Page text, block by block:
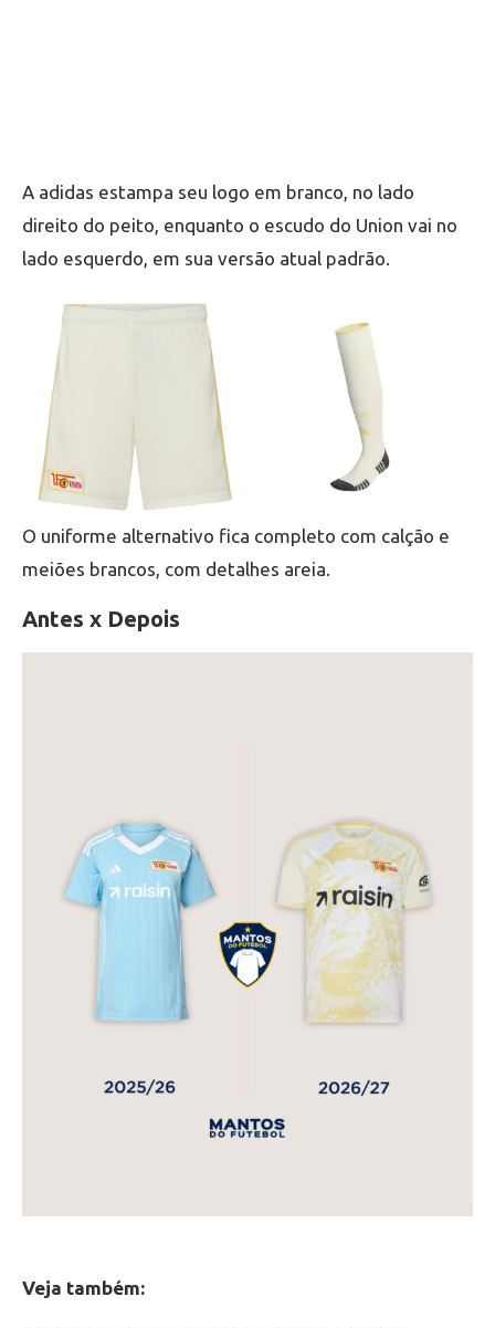
A adidas estampa seu logo em branco, no lado
direito do peito, enquanto o escudo do Union vai no
lado esquerdo, em sua versão atual padrão.
O uniforme alternativo fica completo com calção e
meiões brancos, com detalhes areia.
Antes x Depois
Veja também: